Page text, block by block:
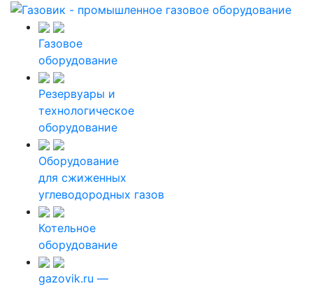
Газовое
оборудование
Резервуары и
технологическое
оборудование
Оборудование
для сжиженных
углеводородных газов
Котельное
оборудование
gazovik.ru —